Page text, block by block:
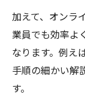
加えて、オンラ
業員でも効率よ
なります。例え
手順の細かい解
す。